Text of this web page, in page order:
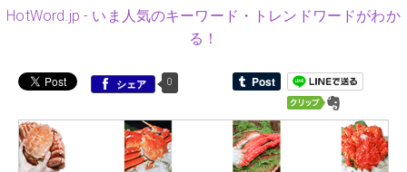
HotWord.jp - いま人気のキーワード・トレンドワードがわか
る！
シェア 0